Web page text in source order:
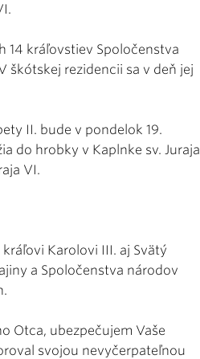
14 kráľovstiev Spoločenstva
škótskej rezidencii sa v deň jej
II. bude v pondelok 19.
do hrobky v Kaplnke sv. Juraja
VI.
Karolovi III. aj Svätý
a Spoločenstva národov
Otca, ubezpečujem Vaše
svojou nevyčerpateľnou